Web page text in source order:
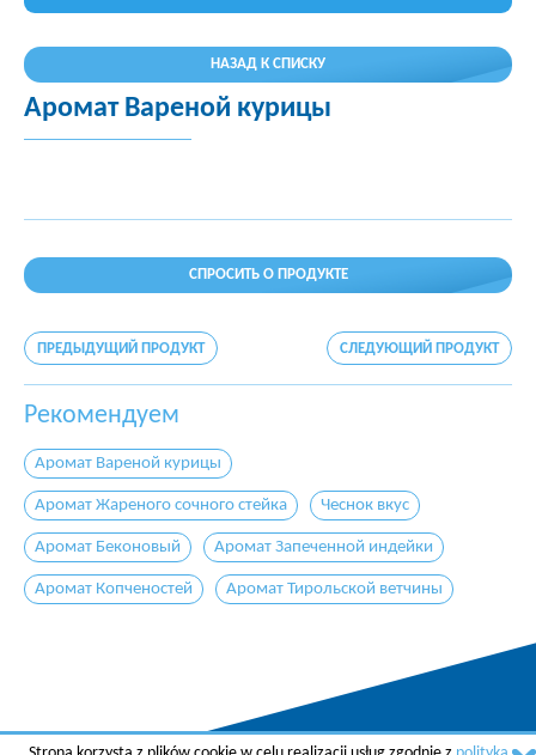
НАЗАД К СПИСКУ
Аромат Вареной курицы
СПРОСИТЬ О ПРОДУКТЕ
ПРЕДЫДУЩИЙ ПРОДУКТ СЛЕДУЮЩИЙ ПРОДУКТ
Рекомендуем
Аромат Вареной курицы
Аромат Жареного сочного стейка Чеснок вкус
Аромат Беконовый Аромат Запеченной индейки
Аромат Копченостей Аромат Тирольской ветчины